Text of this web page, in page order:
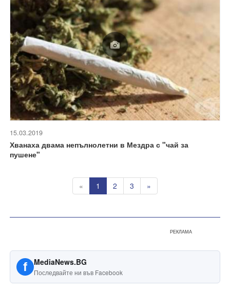
15.03.2019
Хванаха двама непълнолетни в Мездра с "чай за
пушене"
« 1 2 3 »
РЕКЛАМА
f MediaNews.BG
Последвайте ни във Facebook